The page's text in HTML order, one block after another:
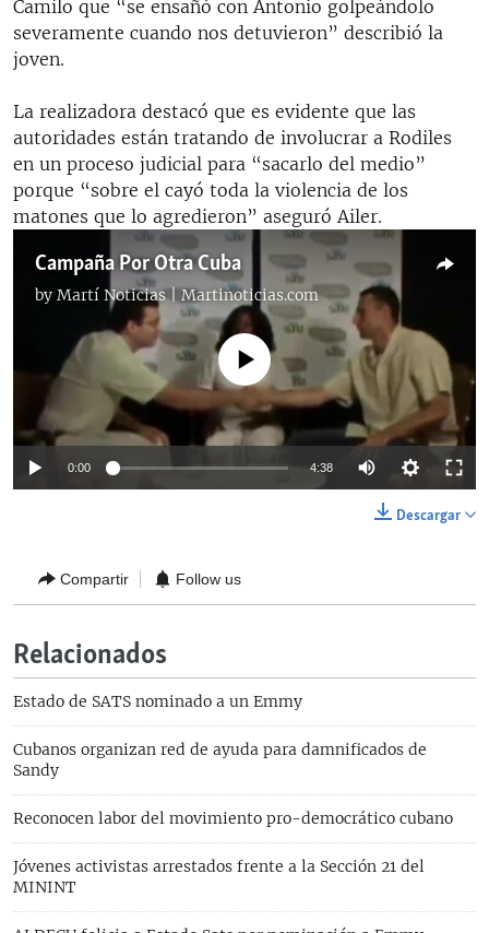
Camilo que “se ensañó con Antonio golpeándolo
severamente cuando nos detuvieron” describió la
joven.
La realizadora destacó que es evidente que las
autoridades están tratando de involucrar a Rodiles
en un proceso judicial para “sacarlo del medio”
porque “sobre el cayó toda la violencia de los
matones que lo agredieron” aseguró Ailer.
Campaña Por Otra Cuba
by Martí Noticias | Martinoticias.com
No media source currently available
0:00 4:38
Descargar
Compartir Follow us
Relacionados
Estado de SATS nominado a un Emmy
Cubanos organizan red de ayuda para damnificados de
Sandy
Reconocen labor del movimiento pro-democrático cubano
Jóvenes activistas arrestados frente a la Sección 21 del
MININT